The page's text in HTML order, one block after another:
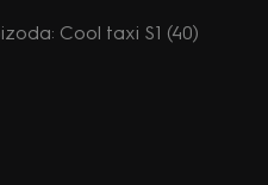
Cool taxi S1 (40)